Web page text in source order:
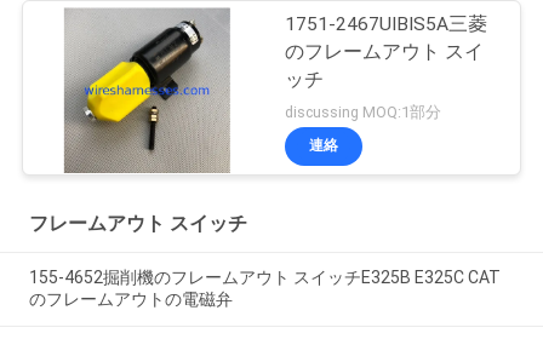
1751-2467UIBIS5A三菱
のフレームアウト スイ
ッチ
discussing MOQ:1部分
連絡
フレームアウト スイッチ
155-4652掘削機のフレームアウト スイッチE325B E325C CAT
のフレームアウトの電磁弁